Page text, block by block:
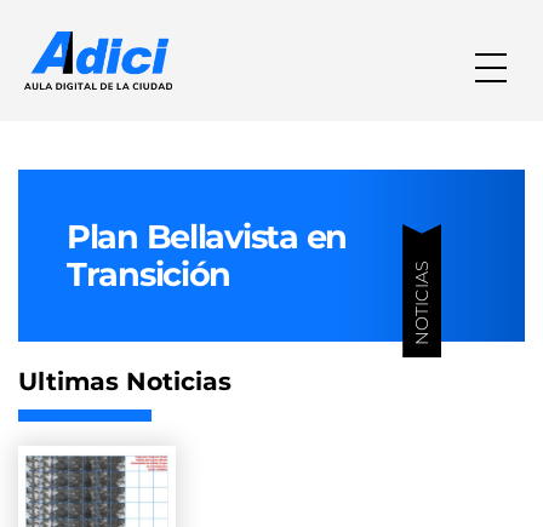
Plan Bellavista en
Transición
NOTICIAS
Ultimas Noticias